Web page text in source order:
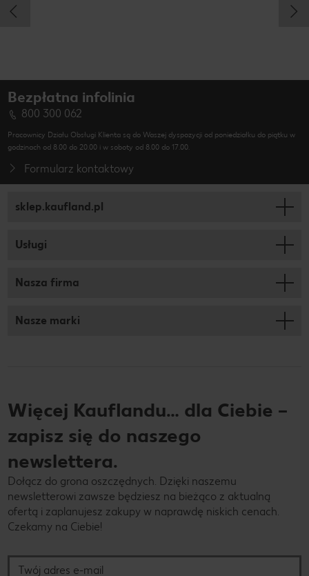
Bezpłatna infolinia
800 300 062
Pracownicy Działu Obsługi Klienta są do Waszej dyspozycji od poniedziałku do piątku w
godzinach od 8.00 do 20.00 i w soboty od 8.00 do 17.00.
Formularz kontaktowy
sklep.kaufland.pl
Usługi
Nasza firma
Nasze marki
Więcej Kauflandu… dla Ciebie –
zapisz się do naszego
newslettera.
Dołącz do grona oszczędnych. Dzięki naszemu
newsletterowi zawsze będziesz na bieżąco z aktualną
ofertą i zaplanujesz zakupy w naprawdę niskich cenach.
Czekamy na Ciebie!